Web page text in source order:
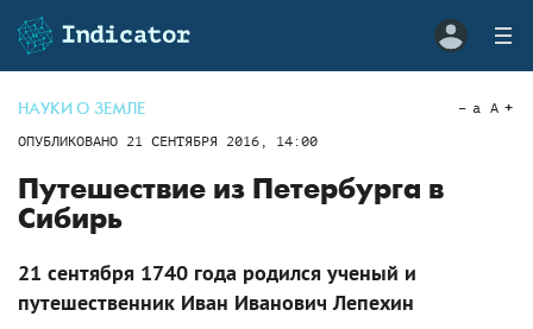
НАУКИ О ЗЕМЛЕ
ОПУБЛИКОВАНО 21 СЕНТЯБРЯ 2016, 14:00
a A
Путешествие из Петербурга в
Сибирь
21 сентября 1740 года родился ученый и
путешественник Иван Иванович Лепехин